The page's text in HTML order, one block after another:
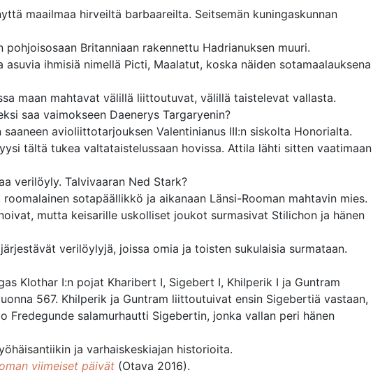
maailmaa hirveiltä barbaareilta. Seitsemän kuningaskunnan
pohjoisosaan Britanniaan rakennettu Hadrianuksen muuri.
ihmisiä nimellä Picti, Maalatut, koska näiden sotamaalauksena
maan mahtavat välillä liittoutuvat, välillä taistelevat vallasta.
saa vaimokseen Daenerys Targaryenin?
avioliittotarjouksen Valentinianus III:n siskolta Honorialta.
tältä tukea valtataistelussaan hovissa. Attila lähti sitten vaatimaan
verilöyly. Talvivaaran Ned Stark?
sotapäällikkö ja aikanaan Länsi-Rooman mahtavin mies.
mutta keisarille uskolliset joukot surmasivat Stilichon ja hänen
verilöylyjä, joissa omia ja toisten sukulaisia surmataan.
Klothar I:n pojat Kharibert I, Sigebert I, Khilperik I ja Guntram
567. Khilperik ja Guntram liittoutuivat ensin Sigebertiä vastaan,
salamurhautti Sigebertin, jonka vallan peri hänen
ja varhaiskeskiajan historioita.
viimeiset päivät (Otava 2016).